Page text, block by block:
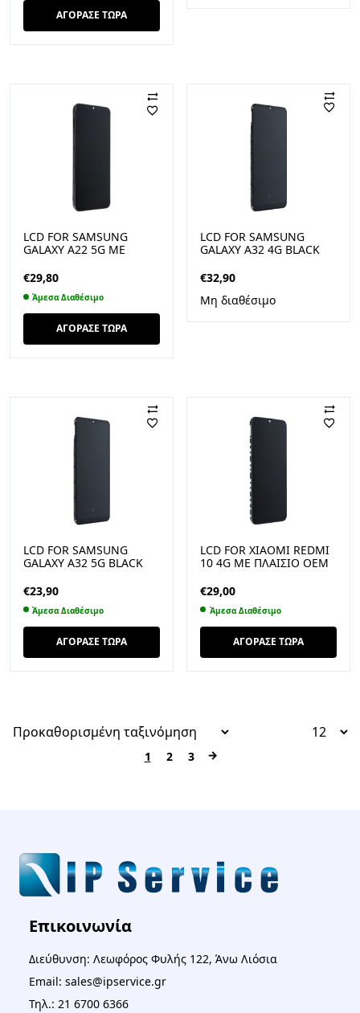
ΑΓΟΡΑΣΕ ΤΩΡΑ
LCD FOR SAMSUNG
GALAXY A22 5G ΜΕ
€29,80
Άμεσα Διαθέσιμο
ΑΓΟΡΑΣΕ ΤΩΡΑ
LCD FOR SAMSUNG
GALAXY A32 4G BLACK
€32,90
Μη διαθέσιμο
LCD FOR SAMSUNG
GALAXY A32 5G BLACK
€23,90
Άμεσα Διαθέσιμο
ΑΓΟΡΑΣΕ ΤΩΡΑ
LCD FOR XIAOMI REDMI
10 4G ΜΕ ΠΛΑΙΣΙΟ OEM
€29,00
Άμεσα Διαθέσιμο
ΑΓΟΡΑΣΕ ΤΩΡΑ
1 2 3 →
Επικοινωνία
Διεύθυνση: Λεωφόρος Φυλής 122, Άνω Λιόσια
Email: sales@ipservice.gr
Τηλ.: 21 6700 6366